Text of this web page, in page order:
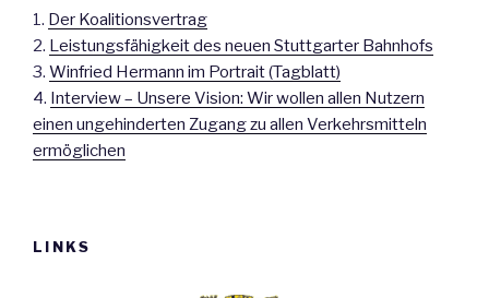
1. Der Koalitionsvertrag
2. Leistungsfähigkeit des neuen Stuttgarter Bahnhofs
3. Winfried Hermann im Portrait (Tagblatt)
4. Interview – Unsere Vision: Wir wollen allen Nutzern
einen ungehinderten Zugang zu allen Verkehrsmitteln
ermöglichen
LINKS